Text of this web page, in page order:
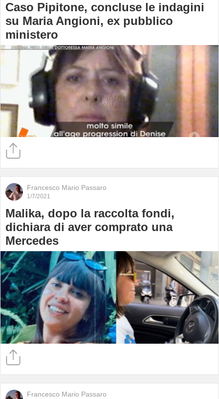
Caso Pipitone, concluse le indagini
su Maria Angioni, ex pubblico
ministero
Francesco Mario Passaro
1/7/2021
Malika, dopo la raccolta fondi,
dichiara di aver comprato una
Mercedes
Francesco Mario Passaro